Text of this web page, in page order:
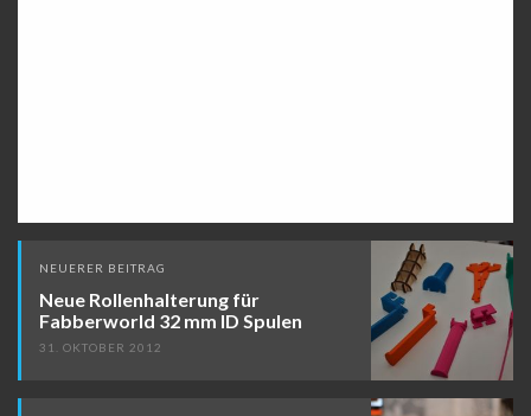
Beitragsnavigation
NEUERER BEITRAG
Neue Rollenhalterung für
Fabberworld 32 mm ID Spulen
31. OKTOBER 2012